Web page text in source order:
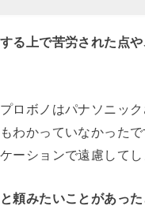
る上で苦労された点
ロボノはパナソニッ
わかっていなかった
ーションで遠慮して
頼みたいことがあっ